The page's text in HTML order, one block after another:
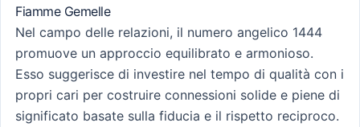
Fiamme Gemelle
Nel campo delle relazioni, il numero angelico 1444
promuove un approccio equilibrato e armonioso.
Esso suggerisce di investire nel tempo di qualità con i
propri cari per costruire connessioni solide e piene di
significato basate sulla fiducia e il rispetto reciproco.